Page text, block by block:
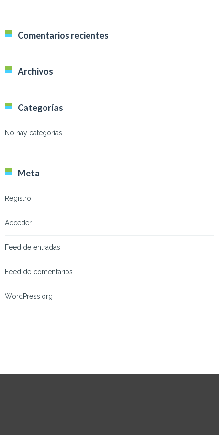
Comentarios recientes
Archivos
Categorías
No hay categorías
Meta
Registro
Acceder
Feed de entradas
Feed de comentarios
WordPress.org